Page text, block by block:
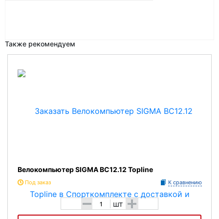
Также рекомендуем
Велокомпьютер SIGMA BC12.12 Topline
Под заказ К сравнению
- шт +